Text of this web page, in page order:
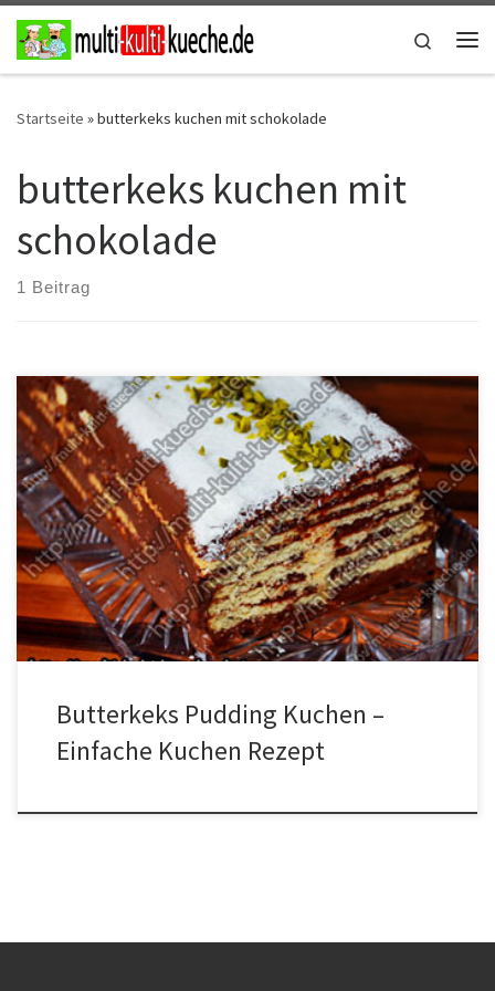
Zum Inhalt springen
Search
Startseite »butterkeks kuchen mit schokolade
butterkeks kuchen mit
schokolade
1 Beitrag
Zutaten Butterkeks Pudding Kuchen Für den Boden2 Pack.
Butterkekse Für die DekoPistazienKokosraspeln Für die Creme1
Liter Milch2 EL. Mehl2.5 EL Speisestärke150g Zucker3 EL. Kakao1
Päck. Vanillezucker Zubereitung Alle Zutaten für die Creme in
einen Topf geben. Und unter ständigem rühren solange kochen bis
die Masse fest wird. Nun erst die […]
Butterkeks Pudding Kuchen –
Einfache Kuchen Rezept